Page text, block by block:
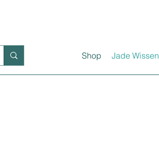
Shop Jade Wissen